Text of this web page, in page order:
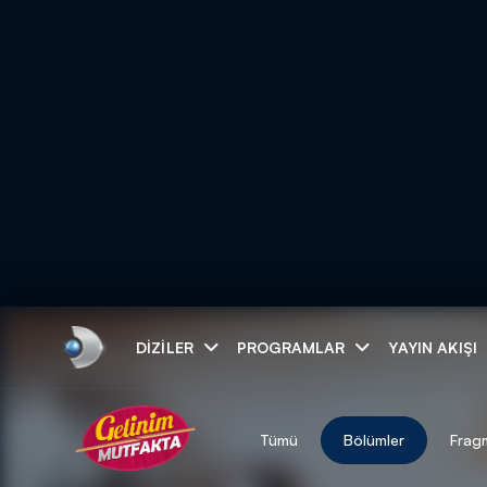
DIZILER PROGRAMLAR YAYIN AKIŞI
ARAMA SONUÇLARI
Tümü Bölümler